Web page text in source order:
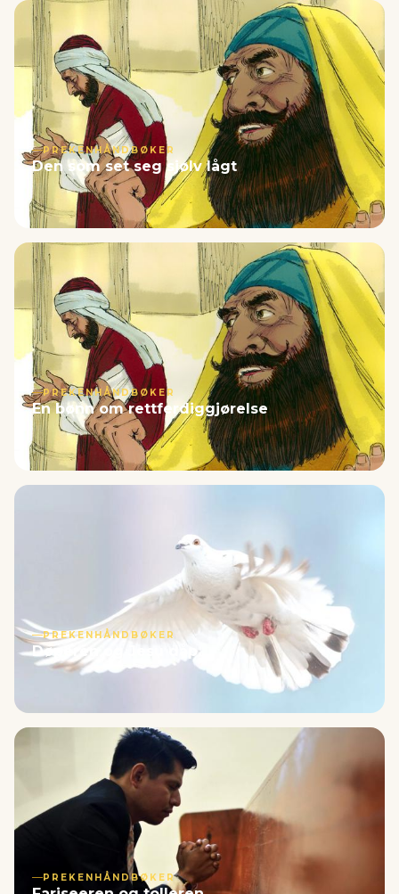
PREKENHÅNDBØKER
Den som set seg sjølv lågt
PREKENHÅNDBØKER
En bønn om rettferdiggjørelse
PREKENHÅNDBØKER
Døperen og Jesu dåp
PREKENHÅNDBØKER